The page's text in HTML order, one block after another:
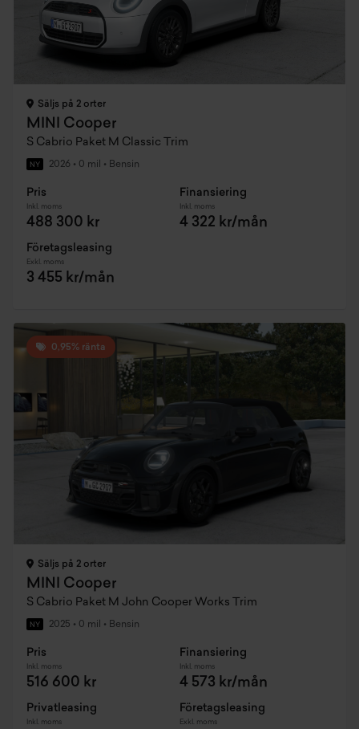
Säljs på 2 orter
MINI Cooper
S Cabrio Paket M Classic Trim
NY 2026 • 0 mil • Bensin
Pris
Inkl. moms
488 300 kr
Finansiering
Inkl. moms
4 322 kr/mån
Företagsleasing
Exkl. moms
3 455 kr/mån
0,95% ränta
Säljs på 2 orter
MINI Cooper
S Cabrio Paket M John Cooper Works Trim
NY 2025 • 0 mil • Bensin
Pris
Inkl. moms
516 600 kr
Finansiering
Inkl. moms
4 573 kr/mån
Privatleasing
Inkl. moms
Företagsleasing
Exkl. moms